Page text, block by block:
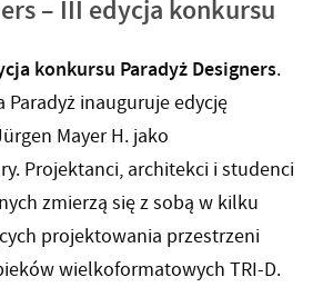
– III edycja konkursu
konkursu Paradyż Designers.
Paradyż inauguruje edycję
Mayer H. jako
Projektanci, architekci i studenci
zmierzą się z sobą w kilku
projektowania przestrzeni
wielkoformatowych TRI-D.